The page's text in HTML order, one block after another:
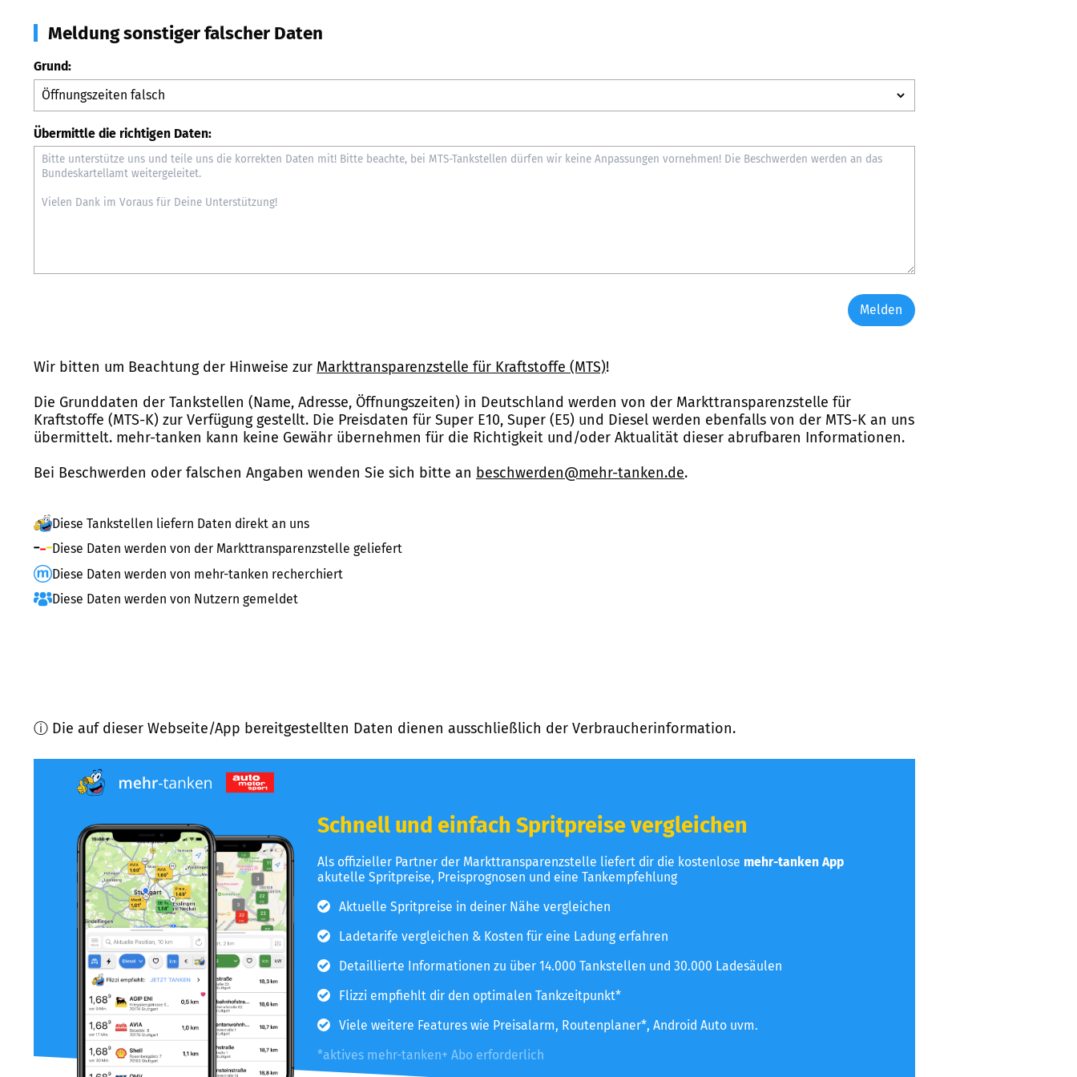
Meldung sonstiger falscher Daten
Grund:
Übermittle die richtigen Daten:
Melden
Wir bitten um Beachtung der Hinweise zur Markttransparenzstelle für Kraftstoffe (MTS)!
Die Grunddaten der Tankstellen (Name, Adresse, Öffnungszeiten) in Deutschland werden von der Markttransparenzstelle für
Kraftstoffe (MTS-K) zur Verfügung gestellt. Die Preisdaten für Super E10, Super (E5) und Diesel werden ebenfalls von der MTS-K an uns
übermittelt. mehr-tanken kann keine Gewähr übernehmen für die Richtigkeit und/oder Aktualität dieser abrufbaren Informationen.
Bei Beschwerden oder falschen Angaben wenden Sie sich bitte an beschwerden@mehr-tanken.de.
Diese Tankstellen liefern Daten direkt an uns
Diese Daten werden von der Markttransparenzstelle geliefert
Diese Daten werden von mehr-tanken recherchiert
Diese Daten werden von Nutzern gemeldet
ⓘ Die auf dieser Webseite/App bereitgestellten Daten dienen ausschließlich der Verbraucherinformation.
Schnell und einfach Spritpreise vergleichen
Als offizieller Partner der Markttransparenzstelle liefert dir die kostenlose mehr-tanken App
akutelle Spritpreise, Preisprognosen und eine Tankempfehlung
Aktuelle Spritpreise in deiner Nähe vergleichen
Ladetarife vergleichen & Kosten für eine Ladung erfahren
Detaillierte Informationen zu über 14.000 Tankstellen und 30.000 Ladesäulen
Flizzi empfiehlt dir den optimalen Tankzeitpunkt*
Viele weitere Features wie Preisalarm, Routenplaner*, Android Auto uvm.
*aktives mehr-tanken+ Abo erforderlich